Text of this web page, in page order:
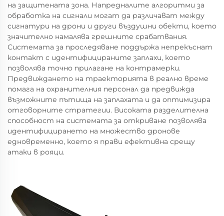
на защитената зона. Напредналите алгоритми за
обработка на сигнали могат да различават между
сигнатури на дрони и други въздушни обекти, което
значително намалява грешните срабатвания.
Системата за проследяване поддържа непрекъснат
контакт с идентифицираните заплахи, което
позволява точно прилагане на контрамерки.
Предвиждането на траекторията в реално време
помага на охранителния персонал да предвижда
възможните пътища на заплахата и да оптимизира
отговорните стратегии. Високата разделителна
способност на системата за откриване позволява
идентифицирането на множество дронове
едновременно, което я прави ефективна срещу
атаки в рояци.